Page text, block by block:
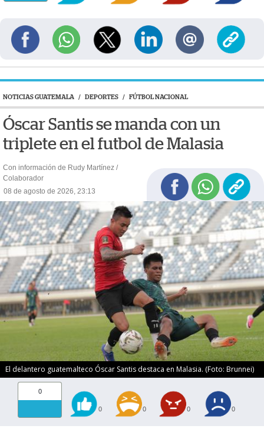
NOTICIAS GUATEMALA / DEPORTES / FÚTBOL NACIONAL
Óscar Santis se manda con un
triplete en el futbol de Malasia
Con información de Rudy Martínez /
Colaborador
08 de agosto de 2026, 23:13
El delantero guatemalteco Óscar Santis destaca en Malasia. (Foto: Brunnei)
0
0 0 0 0